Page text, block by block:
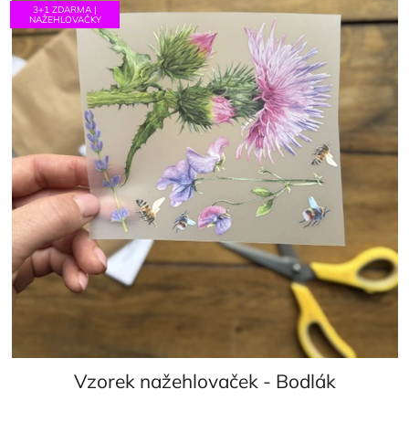
3+1 ZDARMA |
NAŽEHLOVAČKY
Vzorek nažehlovaček - Bodlák